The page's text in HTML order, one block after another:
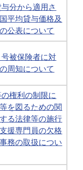
分から適用さ
平均貸与価格及
公表について
被保険者に対
周知について
権利の制限に
を図るための関
る法律等の施行
援専門員の欠格
務の取扱につい